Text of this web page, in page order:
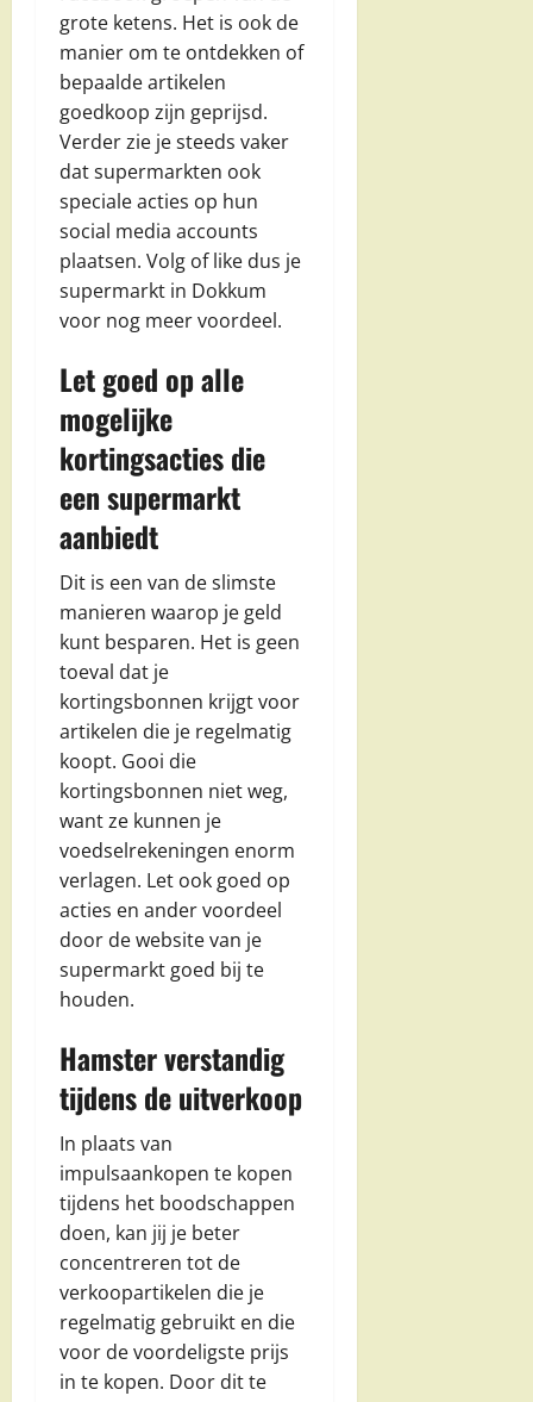
grote ketens. Het is ook de
manier om te ontdekken of
bepaalde artikelen
goedkoop zijn geprijsd.
Verder zie je steeds vaker
dat supermarkten ook
speciale acties op hun
social media accounts
plaatsen. Volg of like dus je
supermarkt in Dokkum
voor nog meer voordeel.
Let goed op alle
mogelijke
kortingsacties die
een supermarkt
aanbiedt
Dit is een van de slimste
manieren waarop je geld
kunt besparen. Het is geen
toeval dat je
kortingsbonnen krijgt voor
artikelen die je regelmatig
koopt. Gooi die
kortingsbonnen niet weg,
want ze kunnen je
voedselrekeningen enorm
verlagen. Let ook goed op
acties en ander voordeel
door de website van je
supermarkt goed bij te
houden.
Hamster verstandig
tijdens de uitverkoop
In plaats van
impulsaankopen te kopen
tijdens het boodschappen
doen, kan jij je beter
concentreren tot de
verkoopartikelen die je
regelmatig gebruikt en die
voor de voordeligste prijs
in te kopen. Door dit te